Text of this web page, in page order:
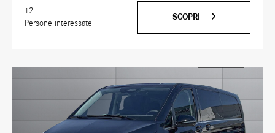
12
Persone interessate
SCOPRI